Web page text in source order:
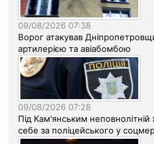
09/08/2026 07:38
Ворог атакував
артилерією та авіабомбою
09/08/2026 07:28
Під Кам'янським
себе за поліцейського у